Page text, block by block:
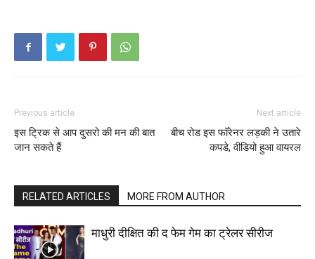
Previous article
इस ट्रिक से आप दुसरो की मन की बात
जान सकते हैं
Next article
बीच रोड इस फॉरेनर लड़की ने उतारे
कपडे, वीडियो हुआ वायरल
RELATED ARTICLES MORE FROM AUTHOR
माधुरी दीक्षित की द फेम गेम का ट्रेलर सीरीज